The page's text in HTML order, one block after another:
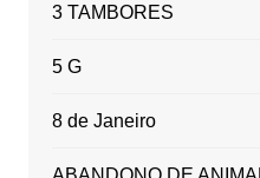
3 TAMBORES
5 G
8 de Janeiro